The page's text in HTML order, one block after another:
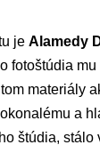
je Alamedy
fotoštúdia
materiály
a
štúdia, stálo